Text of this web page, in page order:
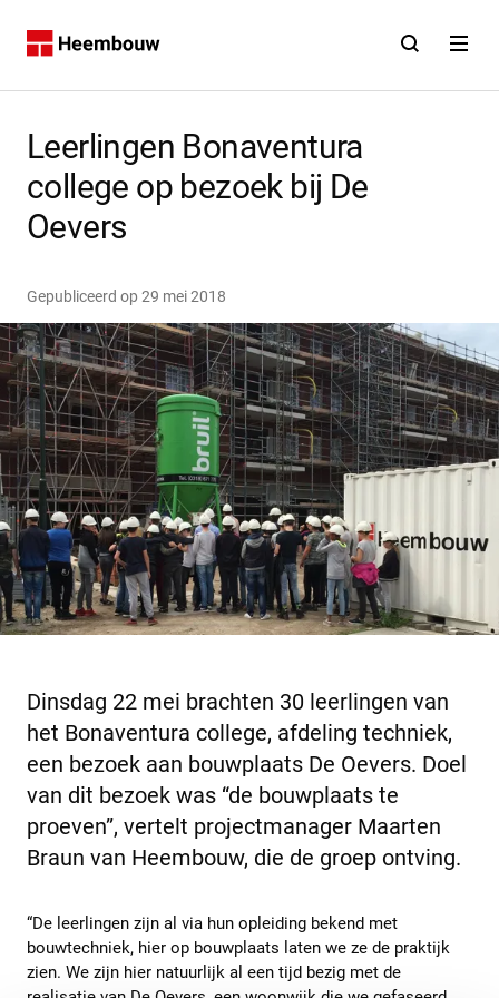
Home Open Open
Contact
Leerlingen Bonaventura
college op bezoek bij De
Oevers
Gepubliceerd op 29 mei 2018
Dinsdag 22 mei brachten 30 leerlingen van
het Bonaventura college, afdeling techniek,
een bezoek aan bouwplaats De Oevers. Doel
van dit bezoek was “de bouwplaats te
proeven”, vertelt projectmanager Maarten
Braun van Heembouw, die de groep ontving.
“De leerlingen zijn al via hun opleiding bekend met
bouwtechniek, hier op bouwplaats laten we ze de praktijk
zien. We zijn hier natuurlijk al een tijd bezig met de